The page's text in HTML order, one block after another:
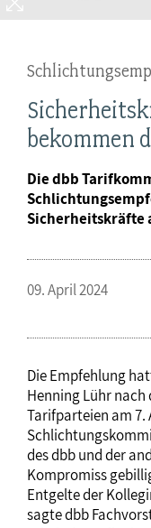
bekommen
Die dbb
Sicherheitskräfte
09. April 2024
Die Empfehlung
Henning Lühr
Tarifparteien am 7.
des dbb und der
Kompromiss
Entgelte der
sagte dbb